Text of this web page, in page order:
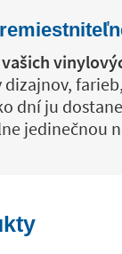
dní ju
jedinečnou